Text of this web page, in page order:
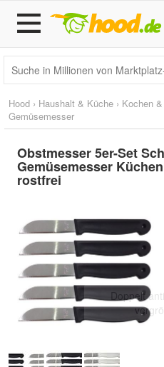
Hood › Haushalt & Küche › Kochen
Gemüsemesser
Obstmesser 5er-Set
Gemüsemesser
rostfrei
Doppelt